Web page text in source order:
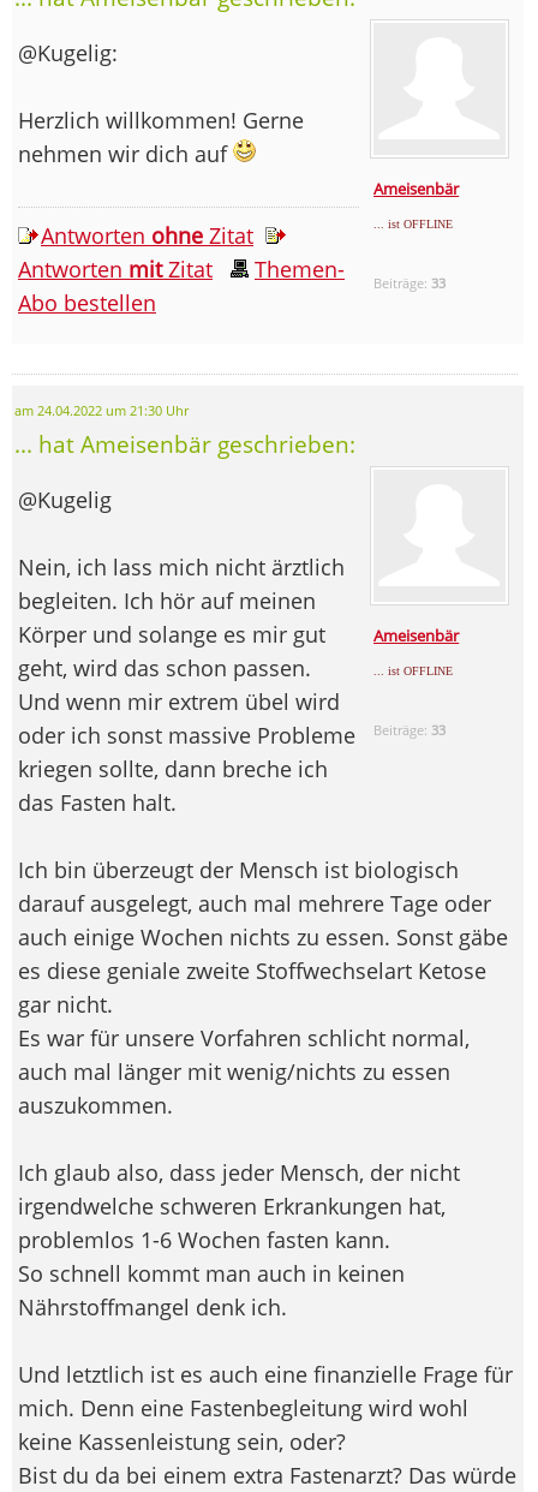
Ameisenbär
... ist OFFLINE
Beiträge:33
@Kugelig:
Herzlich willkommen! Gerne
nehmen wir dich auf
Antworten ohne Zitat
Antworten mitZitat
Themen-
Abo bestellen
am 24.04.2022 um 21:30 Uhr
... hat Ameisenbär geschrieben:
Ameisenbär
... ist OFFLINE
Beiträge: 33
@Kugelig
Nein, ich lass mich nicht ärztlich
begleiten. Ich hör auf meinen
Körper und solange es mir gut
geht, wird das schon passen.
Und wenn mir extrem übel wird
oder ich sonst massive Probleme
kriegen sollte, dann breche ich
das Fasten halt.
Ich bin überzeugt der Mensch ist biologisch
darauf ausgelegt, auch mal mehrere Tage oder
auch einige Wochen nichts zu essen. Sonst gäbe
es diese geniale zweite Stoffwechselart Ketose
gar nicht.
Es war für unsere Vorfahren schlicht normal,
auch mal länger mit wenig/nichts zu essen
auszukommen.
Ich glaub also, dass jeder Mensch, der nicht
irgendwelche schweren Erkrankungen hat,
problemlos 1-6 Wochen fasten kann.
So schnell kommt man auch in keinen
Nährstoffmangel denk ich.
Und letztlich ist es auch eine finanzielle Frage für
mich. Denn eine Fastenbegleitung wird wohl
keine Kassenleistung sein, oder?
Bist du da bei einem extra Fastenarzt? Das würde